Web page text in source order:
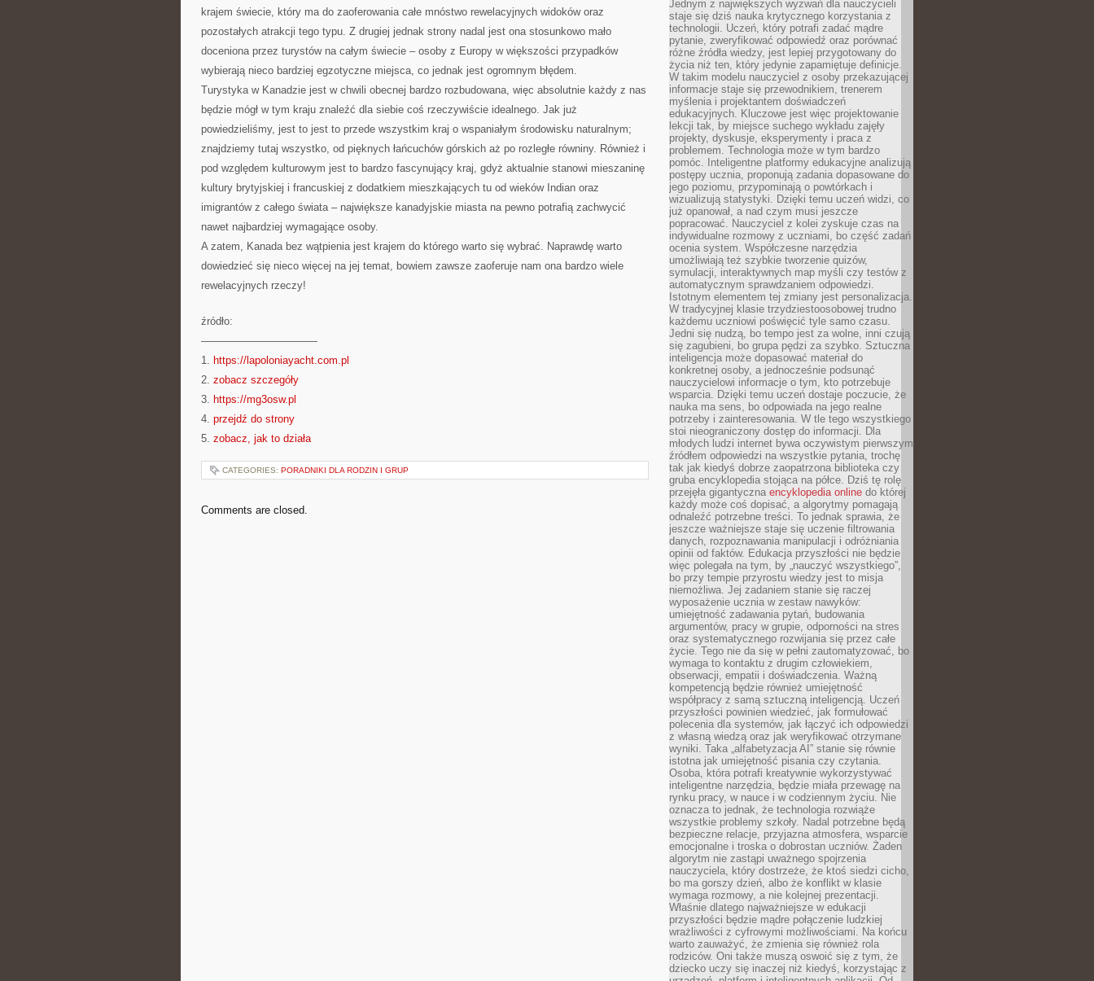
krajem świecie, który ma do zaoferowania całe mnóstwo rewelacyjnych widoków oraz
pozostałych atrakcji tego typu. Z drugiej jednak strony nadal jest ona stosunkowo mało
doceniona przez turystów na całym świecie – osoby z Europy w większości przypadków
wybierają nieco bardziej egzotyczne miejsca, co jednak jest ogromnym błędem.
Turystyka w Kanadzie jest w chwili obecnej bardzo rozbudowana, więc absolutnie każdy z nas
będzie mógł w tym kraju znaleźć dla siebie coś rzeczywiście idealnego. Jak już
powiedzieliśmy, jest to jest to przede wszystkim kraj o wspaniałym środowisku naturalnym;
znajdziemy tutaj wszystko, od pięknych łańcuchów górskich aż po rozległe równiny. Również i
pod względem kulturowym jest to bardzo fascynujący kraj, gdyż aktualnie stanowi mieszaninę
kultury brytyjskiej i francuskiej z dodatkiem mieszkających tu od wieków Indian oraz
imigrantów z całego świata – największe kanadyjskie miasta na pewno potrafią zachwycić
nawet najbardziej wymagające osoby.
A zatem, Kanada bez wątpienia jest krajem do którego warto się wybrać. Naprawdę warto
dowiedzieć się nieco więcej na jej temat, bowiem zawsze zaoferuje nam ona bardzo wiele
rewelacyjnych rzeczy!
źródło:
———————————
1. https://lapoloniayacht.com.pl
2. zobacz szczegóły
3. https://mg3osw.pl
4. przejdź do strony
5. zobacz, jak to działa
CATEGORIES: PORADNIKI DLA RODZIN I GRUP
Comments are closed.
Jednym z największych wyzwań dla nauczycieli
staje się dziś nauka krytycznego korzystania z
technologii. Uczeń, który potrafi zadać mądre
pytanie, zweryfikować odpowiedź oraz porównać
różne źródła wiedzy, jest lepiej przygotowany do
życia niż ten, który jedynie zapamiętuje definicje.
W takim modelu nauczyciel z osoby przekazującej
informacje staje się przewodnikiem, trenerem
myślenia i projektantem doświadczeń
edukacyjnych. Kluczowe jest więc projektowanie
lekcji tak, by miejsce suchego wykładu zajęły
projekty, dyskusje, eksperymenty i praca z
problemem. Technologia może w tym bardzo
pomóc. Inteligentne platformy edukacyjne analizują
postępy ucznia, proponują zadania dopasowane do
jego poziomu, przypominają o powtórkach i
wizualizują statystyki. Dzięki temu uczeń widzi, co
już opanował, a nad czym musi jeszcze
popracować. Nauczyciel z kolei zyskuje czas na
indywidualne rozmowy z uczniami, bo część zadań
ocenia system. Współczesne narzędzia
umożliwiają też szybkie tworzenie quizów,
symulacji, interaktywnych map myśli czy testów z
automatycznym sprawdzaniem odpowiedzi.
Istotnym elementem tej zmiany jest personalizacja.
W tradycyjnej klasie trzydziestoosobowej trudno
każdemu uczniowi poświęcić tyle samo czasu.
Jedni się nudzą, bo tempo jest za wolne, inni czują
się zagubieni, bo grupa pędzi za szybko. Sztuczna
inteligencja może dopasować materiał do
konkretnej osoby, a jednocześnie podsunąć
nauczycielowi informacje o tym, kto potrzebuje
wsparcia. Dzięki temu uczeń dostaje poczucie, że
nauka ma sens, bo odpowiada na jego realne
potrzeby i zainteresowania. W tle tego wszystkiego
stoi nieograniczony dostęp do informacji. Dla
młodych ludzi internet bywa oczywistym pierwszym
źródłem odpowiedzi na wszystkie pytania, trochę
tak jak kiedyś dobrze zaopatrzona biblioteka czy
gruba encyklopedia stojąca na półce. Dziś tę rolę
przejęła gigantyczna encyklopedia online do której
każdy może coś dopisać, a algorytmy pomagają
odnaleźć potrzebne treści. To jednak sprawia, że
jeszcze ważniejsze staje się uczenie filtrowania
danych, rozpoznawania manipulacji i odróżniania
opinii od faktów. Edukacja przyszłości nie będzie
więc polegała na tym, by „nauczyć wszystkiego”,
bo przy tempie przyrostu wiedzy jest to misja
niemożliwa. Jej zadaniem stanie się raczej
wyposażenie ucznia w zestaw nawyków:
umiejętność zadawania pytań, budowania
argumentów, pracy w grupie, odporności na stres
oraz systematycznego rozwijania się przez całe
życie. Tego nie da się w pełni zautomatyzować, bo
wymaga to kontaktu z drugim człowiekiem,
obserwacji, empatii i doświadczenia. Ważną
kompetencją będzie również umiejętność
współpracy z samą sztuczną inteligencją. Uczeń
przyszłości powinien wiedzieć, jak formułować
polecenia dla systemów, jak łączyć ich odpowiedzi
z własną wiedzą oraz jak weryfikować otrzymane
wyniki. Taka „alfabetyzacja AI” stanie się równie
istotna jak umiejętność pisania czy czytania.
Osoba, która potrafi kreatywnie wykorzystywać
inteligentne narzędzia, będzie miała przewagę na
rynku pracy, w nauce i w codziennym życiu. Nie
oznacza to jednak, że technologia rozwiąże
wszystkie problemy szkoły. Nadal potrzebne będą
bezpieczne relacje, przyjazna atmosfera, wsparcie
emocjonalne i troska o dobrostan uczniów. Żaden
algorytm nie zastąpi uważnego spojrzenia
nauczyciela, który dostrzeże, że ktoś siedzi cicho,
bo ma gorszy dzień, albo że konflikt w klasie
wymaga rozmowy, a nie kolejnej prezentacji.
Właśnie dlatego najważniejsze w edukacji
przyszłości będzie mądre połączenie ludzkiej
wrażliwości z cyfrowymi możliwościami. Na końcu
warto zauważyć, że zmienia się również rola
rodziców. Oni także muszą oswoić się z tym, że
dziecko uczy się inaczej niż kiedyś, korzystając z